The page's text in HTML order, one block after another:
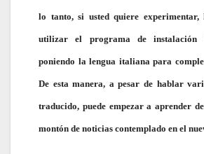
lo tanto, si usted quiere experimentar,
utilizar el programa de instalación
poniendo la lengua italiana para
De esta manera, a pesar de hablar
traducido, puede empezar a aprender
montón de noticias contemplado en el